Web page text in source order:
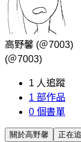
高野馨 (＠7003)
(＠7003)
1 人追蹤
1 部作品
0 個書單
關於高野馨 正在